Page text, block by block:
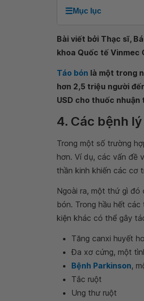
☰Mục lục
Bài viết bởi Thạc sĩ,
khoa Quốc tế Vinmec
Táo bón là một trong
hơn 2,5 triệu người
USD cho thuốc
4. Các bệnh
Trong một số trường
hơn. Ví dụ, các vấn đề
thần kinh khiến các cơ
Ngoài ra, một thứ gì đó
bón. Trong hầu hết
kiện khác có thể gây
Tăng canxi huyết
Đa xơ cứng, một
Bệnh Parkinson,
Tắc ruột
Ung thư ruột